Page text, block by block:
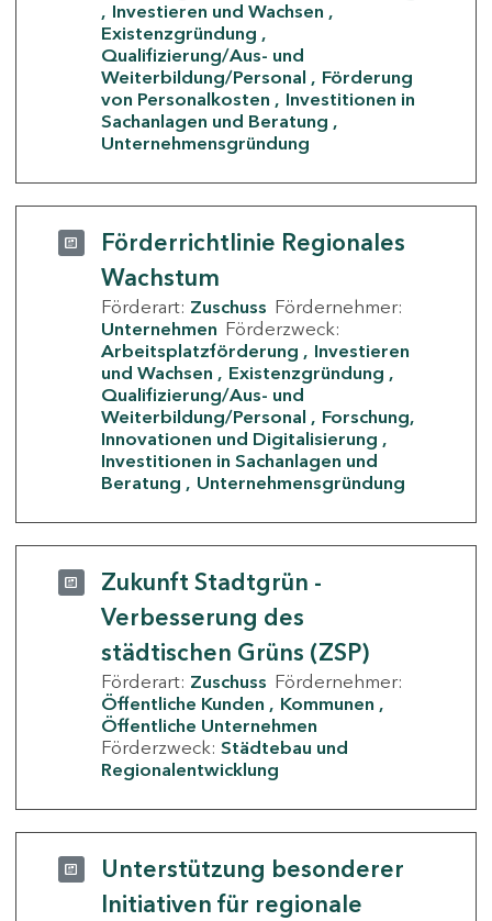
Investieren und Wachsen
Existenzgründung
Qualifizierung/Aus- und
Weiterbildung/Personal
Förderung
von Personalkosten
Investitionen in
Sachanlagen und Beratung
Unternehmensgründung
Förderrichtlinie Regionales
Wachstum
Förderart: Zuschuss Fördernehmer:
Unternehmen Förderzweck:
Arbeitsplatzförderung
Investieren
und Wachsen
Existenzgründung
Qualifizierung/Aus- und
Weiterbildung/Personal
Forschung,
Innovationen und Digitalisierung
Investitionen in Sachanlagen und
Beratung
Unternehmensgründung
Zukunft Stadtgrün -
Verbesserung des
städtischen Grüns (ZSP)
Förderart: Zuschuss Fördernehmer:
Öffentliche Kunden
Kommunen
Öffentliche Unternehmen
Förderzweck: Städtebau und
Regionalentwicklung
Unterstützung besonderer
Initiativen für regionale